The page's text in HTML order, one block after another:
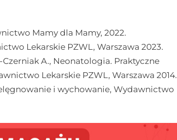
Mamy dla Mamy, 2022.
Lekarskie PZWL, Warszawa 2023.
A., Neonatologia. Praktyczne
Lekarskie PZWL, Warszawa 2014.
i wychowanie, Wydawnictwo